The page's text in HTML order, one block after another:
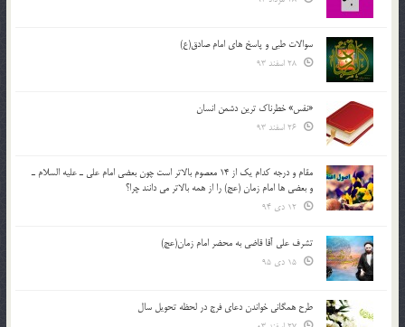
سوالات طبی و پاسخ های امام صادق(ع)
«نفس» خطرناک ترین دشمن انسان
مقام و درجه كدام يك از 14 معصوم بالاتر است چون بعضي امام علي ـ عليه السلام ـ
و بعضي ها امام زمان (عج) را از همه بالاتر مي دانند چرا؟
تشرف علي آقا قاضي به محضر امام زمان(عج)
طرح همگانی خواندن دعای فرج در لحظه تحویل سال